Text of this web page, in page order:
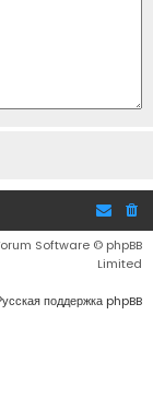
Software © phpBB
Limited
поддержка phpBB